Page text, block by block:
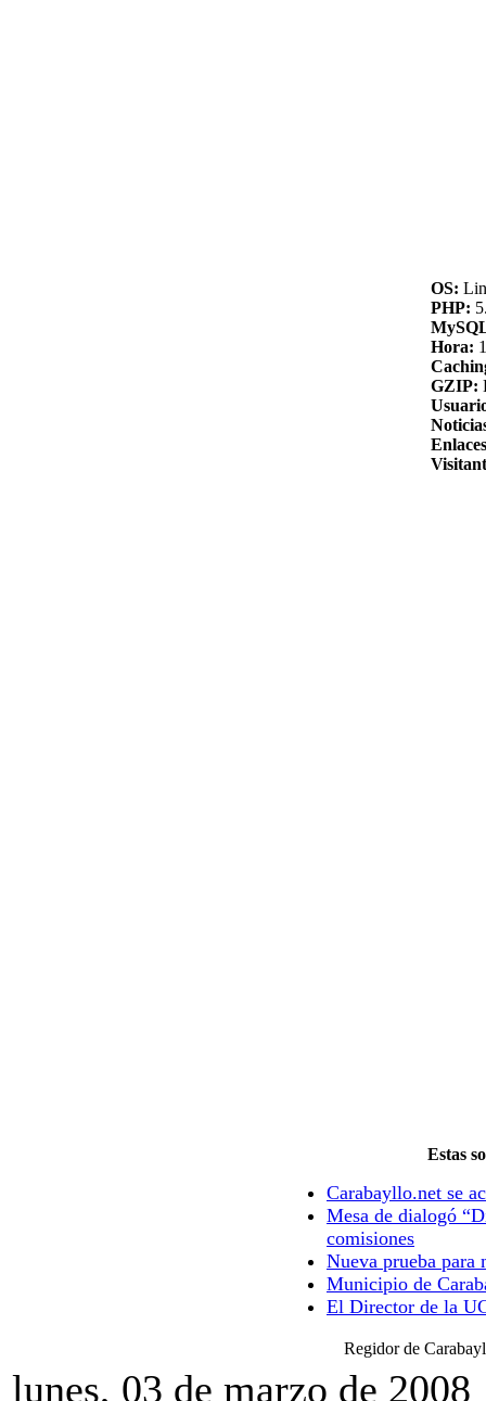
OS:
PHP:
Hora:
GZIP:
Estas
Carabayllo.net se
Mesa de dialogó
comisiones
Nueva prueba para
Municipio de
El Director de la
Regidor de
lunes, 03 de marzo de 2008